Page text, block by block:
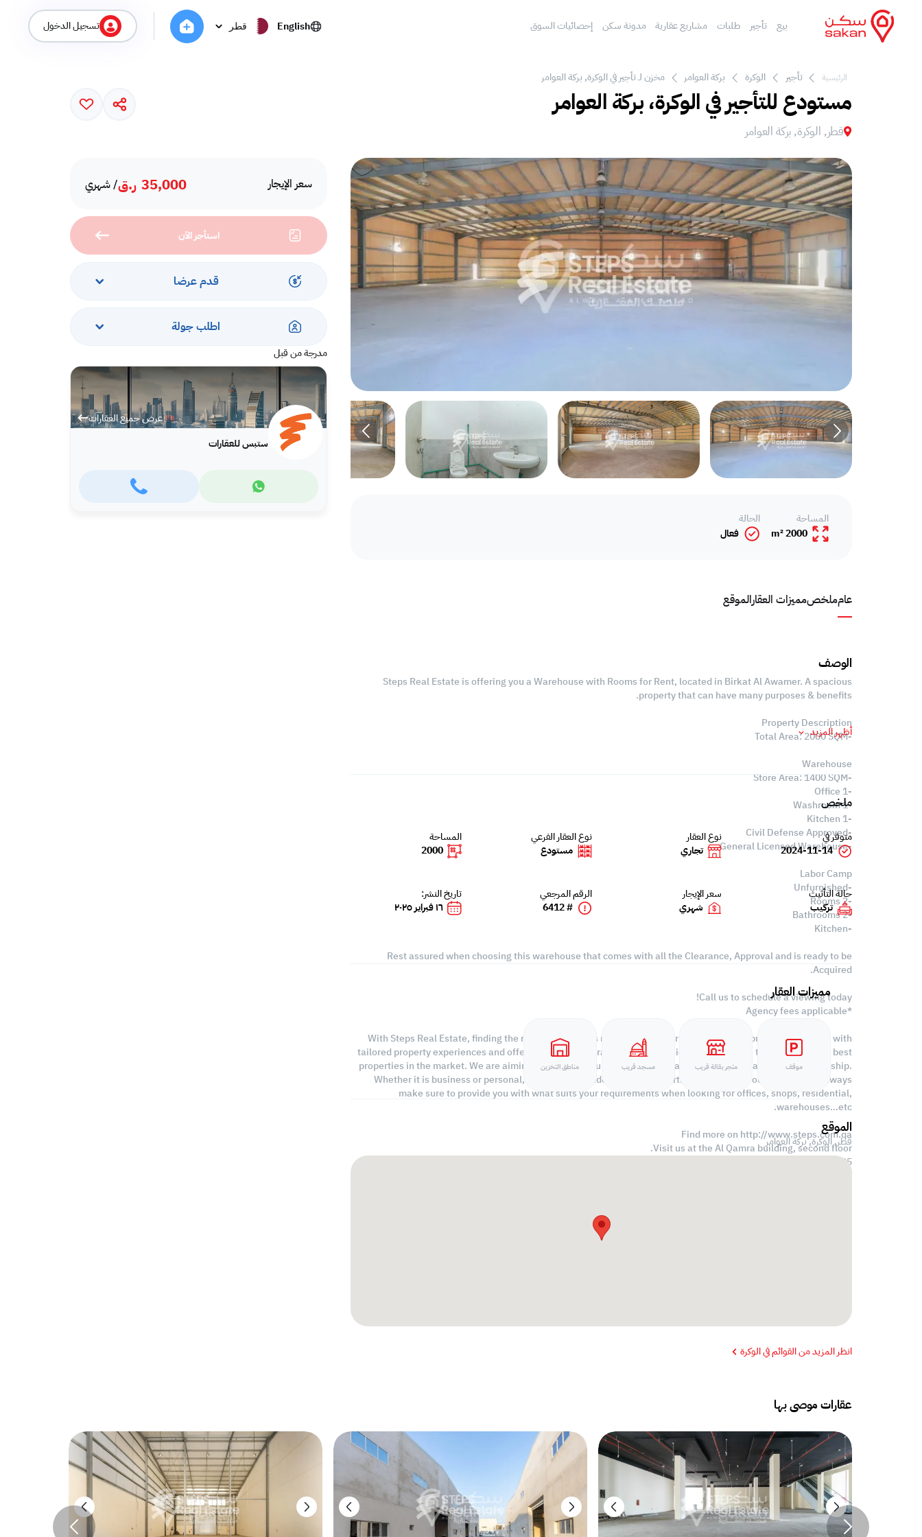
بيع تأجير طلبات مشاريع عقارية مدونة سكن إحصائيات السوق English قطر تسجيل الدخول
الرئيسية تأجير الوكرة بركة العوامر‎ مخزن لـ تأجير في الوكرة, بركة العوامر‎
مستودع للتأجير في الوكرة، بركة العوامر‎
قطر, الوكرة, بركة العوامر‎
سعر الإيجار 35,000 ر.ق/ شهري
استأجر الآن
قدم عرضا
اطلب جولة
مدرجة من قبل
عرض جميع العقارات
ستبس للعقارات
عامملخصمميزات العقارالموقع
المساحة
2000 m²
الحالة
فعال
الوصف
Steps Real Estate is offering you a Warehouse with Rooms for Rent, located in Birkat Al Awamer. A spacious
property that can have many purposes & benefits.
Property Description
-Total Area: 2000 SQM
Warehouse
-Store Area: 1400 SQM
-1 Office
-1 Washroom
-1 Kitchen
-Civil Defense Approved
-General Licensed Warehouse
Labor Camp
-Unfurnished
-2 Rooms
-2 Bathrooms
-Kitchen
Rest assured when choosing this warehouse that comes with all the Clearance, Approval and is ready to be
Acquired.
Call us to schedule a viewing today!
*Agency fees applicable
With Steps Real Estate, finding the right property has never been easier we provide. We provide our clients with
tailored property experiences and offers. Our team operates with professionalism and care to deliver you the best
properties in the market. We are aiming to maximize our customer satisfaction and obtain a lifetime relationship.
Whether it is business or personal, we operate a wide range of properties located all around Qatar. We always
make sure to provide you with what suits your requirements when looking for offices, shops, residential,
warehouses…etc.
Find more on http://www.steps.com.qa
Visit us at the Al Qamra building, second floor.
Call us on 44687461 / 66346605.
أظهر المزيد
ملخص
متوفر في
2024-11-14
نوع العقار
تجاري
نوع العقار الفرعي
مستودع
المساحة
2000
حالة التأثيث
تركيب
سعر الإيجار
شهري
الرقم المرجعي
# 6412
تاريخ النشر:
١٦ فبراير ٢٠٢٥
مميزات العقار
موقف متجر بقالة قريب مسجد قريب مناطق التخزين
الموقع
قطر, الوكرة,بركة العوامر‎
انظر المزيد من القوائم في الوكرة
عقارات موصى بها